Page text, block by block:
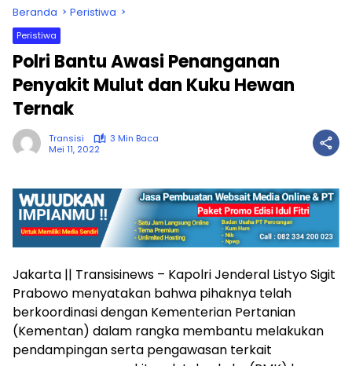
Beranda Peristiwa
Peristiwa
Polri Bantu Awasi Penanganan
Penyakit Mulut dan Kuku Hewan
Ternak
Transisi
3 Min Baca
Mei 11, 2022
Jakarta || Transisinews – Kapolri Jenderal Listyo Sigit
Prabowo menyatakan bahwa pihaknya telah
berkoordinasi dengan Kementerian Pertanian
(Kementan) dalam rangka membantu melakukan
pendampingan serta pengawasan terkait